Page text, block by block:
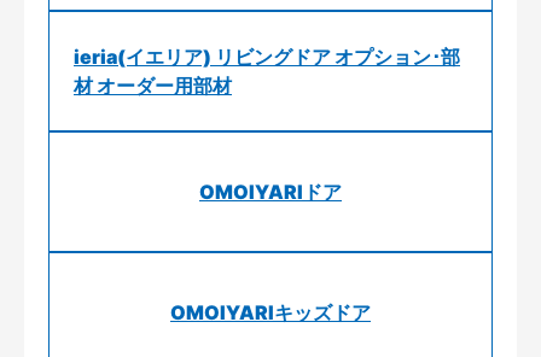
ieria(イエリア) リビングドア オプション･部
材 オーダー用部材
OMOIYARIドア
OMOIYARIキッズドア